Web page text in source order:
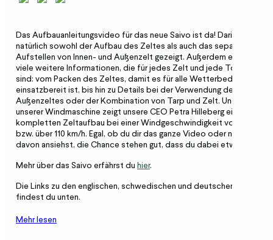
Das Aufbauanleitungsvideo für das neue Saivo ist da! Darin wird
natürlich sowohl der Aufbau des Zeltes als auch das separate
Aufstellen von Innen- und Außenzelt gezeigt. Außerdem enthält es
viele weitere Informationen, die für jedes Zelt und jede Tour nützlich
sind: vom Packen des Zeltes, damit es für alle Wetterbedingungen
einsatzbereit ist, bis hin zu Details bei der Verwendung des
Außenzeltes oder der Kombination von Tarp und Zelt. Und mithilfe
unserer Windmaschine zeigt unsere CEO Petra Hilleberg einen
kompletten Zeltaufbau bei einer Windgeschwindigkeit von 31 m/s
bzw. über 110 km/h. Egal, ob du dir das ganze Video oder nur Teile
davon ansiehst, die Chance stehen gut, dass du dabei etwas lernst!
Mehr über das Saivo erfährst du hier.
Die Links zu den englischen, schwedischen und deutschen Videos
findest du unten.
Mehr lesen